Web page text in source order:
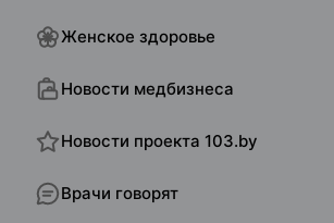
Женское здоровье
Новости медбизнеса
Новости проекта 103.by
Врачи говорят